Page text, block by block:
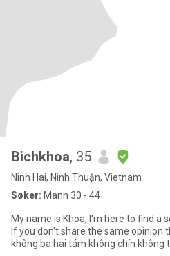
Bichkhoa, 35
Ninh Hai, Ninh Thuận, Vietnam
Søker: Mann 30 - 44
My name is Khoa, I'm here to find a
If you don't share the same opinion
không ba hai tám không chín không